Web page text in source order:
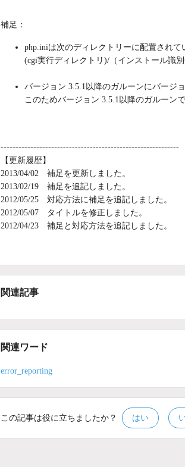
補足：
php.iniは次のディレクトリーに配置されて
(cgi実行ディレクトリ)/（インストール識
バージョン 3.5.1以降のガルーンにバージ
このためバージョン 3.5.1以降のガルーン
------------------------------------------------------------
【更新履歴】
2013/04/02 補足を更新しました。
2013/02/19 補足を追記しました。
2012/05/25 対応方法に補足を追記しました。
2012/05/07 タイトルを修正しました。
2012/04/23 補足と対応方法を追記しました。
関連記事
関連ワード
error_reporting
この記事は役に立ちましたか？ はい